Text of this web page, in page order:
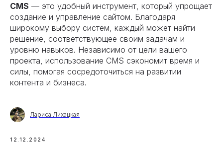
CMS — это удобный инструмент, который упрощает
создание и управление сайтом. Благодаря
широкому выбору систем, каждый может найти
решение, соответствующее своим задачам и
уровню навыков. Независимо от цели вашего
проекта, использование CMS сэкономит время и
силы, помогая сосредоточиться на развитии
контента и бизнеса.
Лариса Лихацкая
12.12.2024